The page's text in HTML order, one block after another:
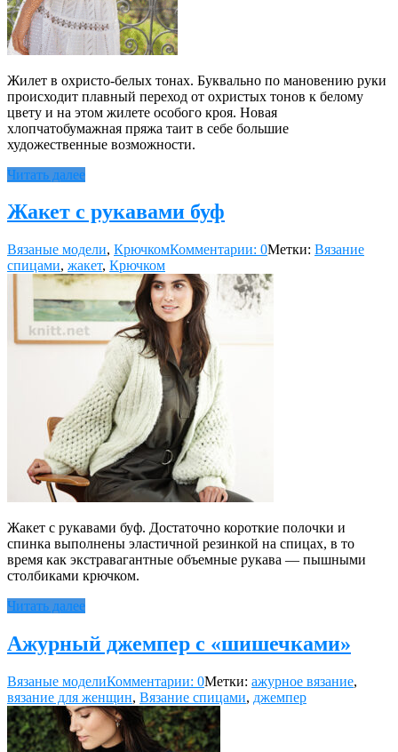
Жилет в охристо-белых тонах. Буквально по мановению руки
происходит плавный переход от охристых тонов к белому
цвету и на этом жилете особого кроя. Новая
хлопчатобумажная пряжа таит в себе большие
художественные возможности.
Читать далее
Жакет с рукавами буф
Вязаные модели, КрючкомКомментарии: 0Метки: Вязание
спицами, жакет, Крючком
Жакет с рукавами буф. Достаточно короткие полочки и
спинка выполнены эластичной резинкой на спицах, в то
время как экстравагантные объемные рукава — пышными
столбиками крючком.
Читать далее
Ажурный джемпер с «шишечками»
Вязаные моделиКомментарии: 0Метки: ажурное вязание,
вязание для женщин, Вязание спицами, джемпер